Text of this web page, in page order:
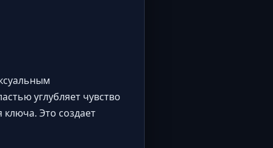
углубляет чувство
Это создает